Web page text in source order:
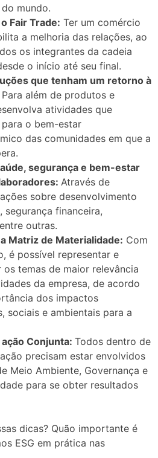
mundo.
Fair Trade: Ter um comércio
a melhoria das relações, ao
os integrantes da cadeia
o início até seu final.
que tenham um retorno à
Para além de produtos e
atividades que
o bem-estar
das comunidades em que a
segurança e bem-estar
Através de
sobre desenvolvimento
segurança financeira,
outras.
Matriz de Materialidade: Com
é possível representar e
os temas de maior relevância
da empresa, de acordo
dos impactos
sociais e ambientais para a
Conjunta: Todos dentro de
precisam estar envolvidos
Meio Ambiente, Governança e
para se obter resultados
dicas? Quão importante é
ESG em prática nas